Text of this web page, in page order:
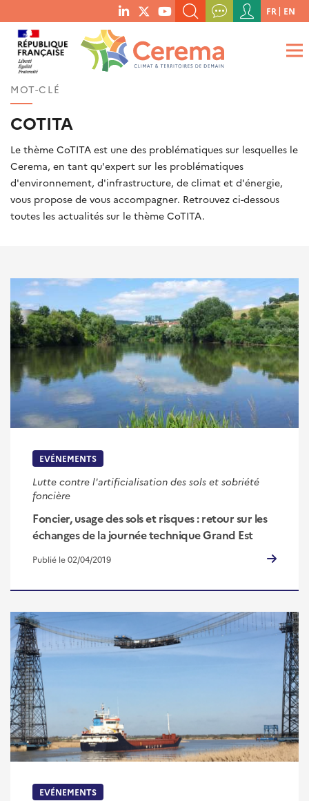
menu
social
links
RECHERCHER UN MOT-CLÉ, UNE PUBLICATION, ETC.
QUE RECHERCHEZ-VOUS ?
Menu
du
compte
de
FR EN
MOT-CLÉ
COTITA
Le thème CoTITA est une des problématiques sur lesquelles le
Cerema, en tant qu'expert sur les problématiques
d'environnement, d'infrastructure, de climat et d'énergie,
vous propose de vous accompagner. Retrouvez ci-dessous
toutes les actualités sur le thème CoTITA.
EVÉNEMENTS
Lutte contre l'artificialisation des sols et sobriété
foncière
Foncier, usage des sols et risques : retour sur les
échanges de la journée technique Grand Est
Publié le 02/04/2019
EVÉNEMENTS